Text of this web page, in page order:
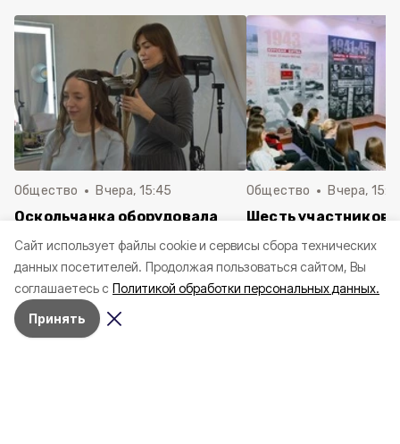
Cайт использует файлы cookie и сервисы сбора технических
данных посетителей. Продолжая пользоваться сайтом, Вы
соглашаетесь с Политикой обработки персональных данных.
Принять
Общество Вчера, 15:45
Оскольчанка оборудовала
благодаря соцконтракту
Общество Вчера,
Шесть участников
финалистами
Всероссийского
школьных музеев